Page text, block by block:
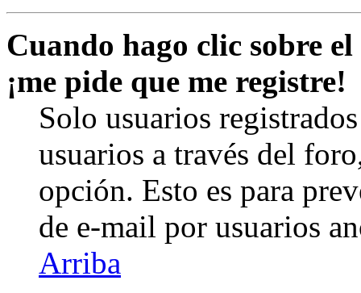
Cuando hago clic sobre
¡me pide que me registre!
Solo usuarios
usuarios a través del
opción. Esto es para
de e-mail por usuarios
Arriba